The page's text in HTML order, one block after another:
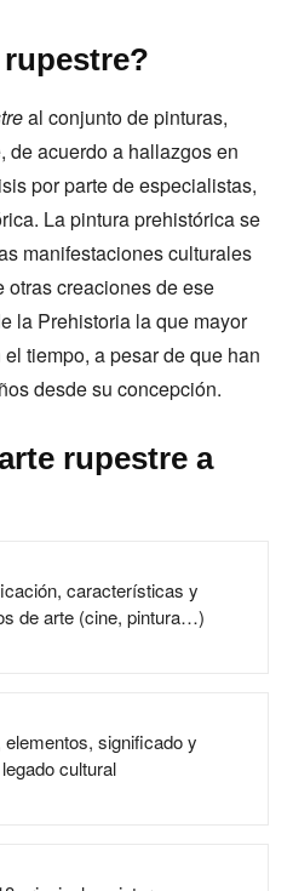
al conjunto de pinturas,
de acuerdo a hallazgos en
por parte de especialistas,
La pintura prehistórica se
manifestaciones culturales
otras creaciones de ese
la Prehistoria la que mayor
tiempo, a pesar de que han
desde su concepción.
rupestre a
características y
de arte (cine, pintura…)
significado y
cultural